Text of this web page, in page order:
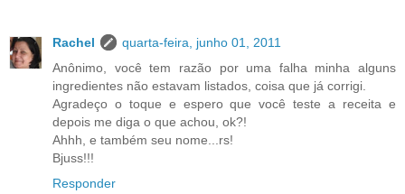
Rachel
quarta-feira, junho 01, 2011
Anônimo, você tem razão por uma falha minha alguns
ingredientes não estavam listados, coisa que já corrigi.
Agradeço o toque e espero que você teste a receita e
depois me diga o que achou, ok?!
Ahhh, e também seu nome...rs!
Bjuss!!!
Responder